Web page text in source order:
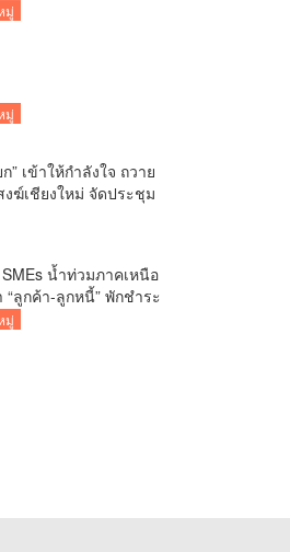
มู่
มู่
” เข้าให้กำลังใจ ถวาย
ฆ์เชียงใหม่ จัดประชุม
รับรายจ่ายของวัด กว่า
น้ำท่วมภาคเหนือ
“ลูกค้า-ลูกหนี้” พักชำระ
ม-ค่างวด
มู่